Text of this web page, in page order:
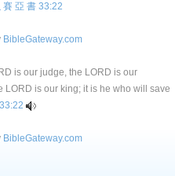
賽 亞 書 33:22
BibleGateway.com
is our judge, the LORD is our
LORD is our king; it is he who will save
BibleGateway.com